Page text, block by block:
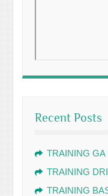
Recent Posts
TRAINING
TRAINING
TRAINING